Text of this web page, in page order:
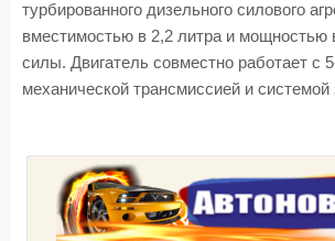
турбированного дизельного силового
вместимостью в 2,2 литра и
силы. Двигатель совместно работает с
механической трансмиссией и системой